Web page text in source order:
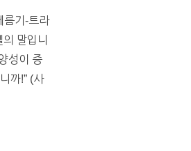
름기-트라
말입니
성이 증
까!” (사